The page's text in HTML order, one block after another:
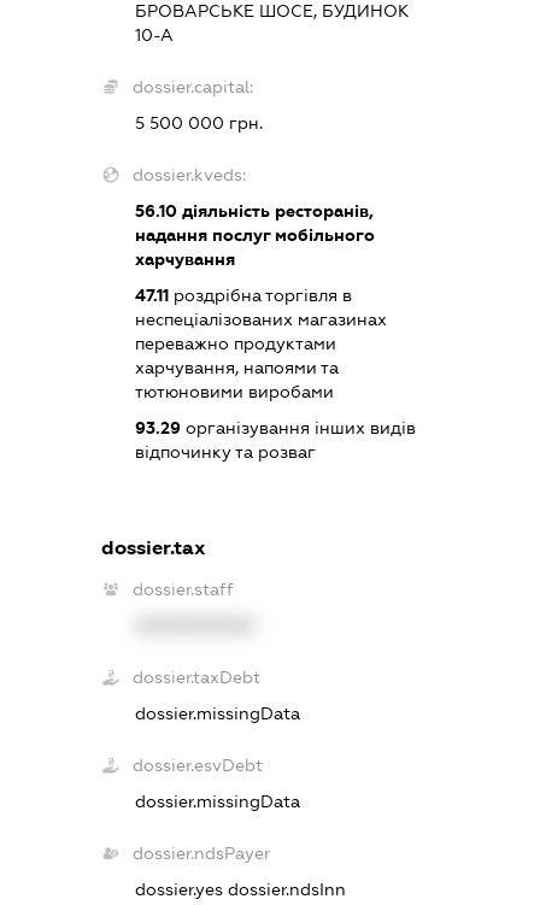
БРОВАРСЬКЕ ШОСЕ, БУДИНОК
10-А
dossier.capital:
5 500 000 грн.
dossier.kveds:
56.10діяльність ресторанів,
надання послуг мобільного
харчування
47.11роздрібна торгівля в
неспеціалізованих магазинах
переважно продуктами
харчування, напоями та
тютюновими виробами
93.29організування інших видів
відпочинку та розваг
dossier.tax
dossier.staff
dossier.taxDebt
dossier.missingData
dossier.esvDebt
dossier.missingData
dossier.ndsPayer
dossier.yes dossier.ndsInn